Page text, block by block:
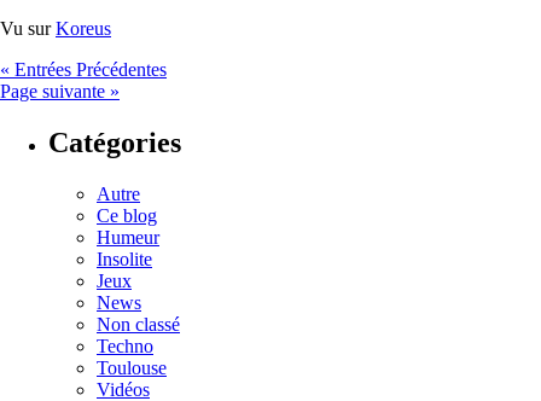
Vu surKoreus
« Entrées Précédentes
Page suivante »
Catégories
Autre
Ce blog
Humeur
Insolite
Jeux
News
Non classé
Techno
Toulouse
Vidéos